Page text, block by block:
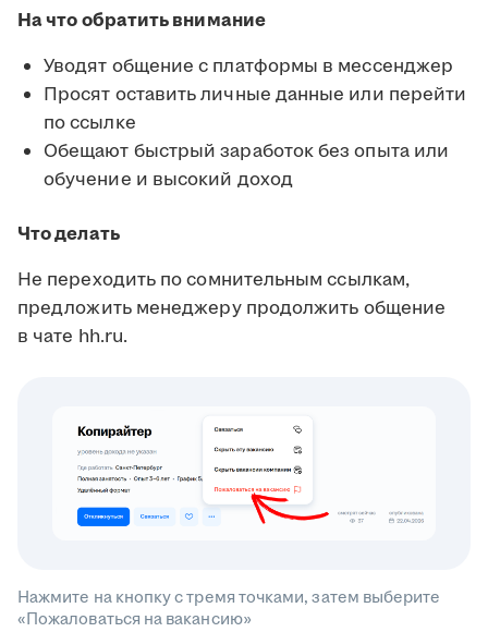
На что обратить внимание
Уводят общение с платформы в мессенджер
Просят оставить личные данные или перейти
по ссылке
Обещают быстрый заработок без опыта или
обучение и высокий доход
Что делать
Не переходить по сомнительным ссылкам,
предложить менеджеру продолжить общение
в чате hh.ru.
Нажмите на кнопку с тремя точками, затем выберите
«Пожаловаться на вакансию»